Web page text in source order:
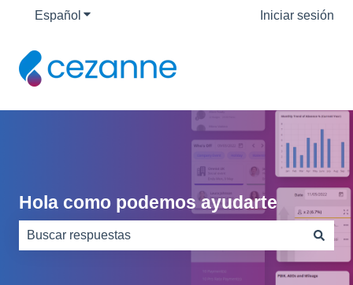
Español Traducciones de Mostrar submenú deIniciar sesión
Hola como podemos ayudarte
No hay sugerencias porque el campo de búsqueda